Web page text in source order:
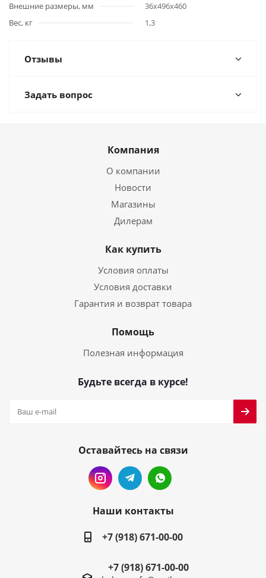
Внешние размеры, мм
36x496x460
Вес, кг
1,3
Отзывы
Задать вопрос
Компания
О компании
Новости
Магазины
Дилерам
Как купить
Условия оплаты
Условия доставки
Гарантия и возврат товара
Помощь
Полезная информация
Будьте всегда в курсе!
Оставайтесь на связи
Наши контакты
+7 (918) 671-00-00
+7 (918) 671-00-00